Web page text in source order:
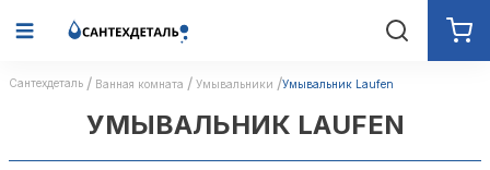
Сантехдеталь Ванная комната Умывальники Умывальник Laufen
УМЫВАЛЬНИК LAUFEN